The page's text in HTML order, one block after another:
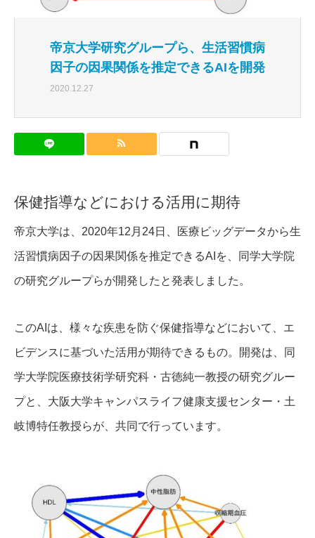
帝京大学研究グループら、生活習慣病
因子の因果関係を推定できるAIを開発
2020.12.27
保健指導などにおける活用に期待
帝京大学は、2020年12月24日、医療ビッグデータから生
活習慣病因子の因果関係を推定できるAIを、同学大学院
の研究グループらが開発したと発表しました。
このAIは、様々な疾患を防ぐ保健指導などにおいて、エ
ビデンスに基づいた活用が期待できるもの。開発は、同
学大学院医療技術学研究科・古徳純一教授の研究グルー
プと、大阪大学キャンパスライフ健康支援センター・土
岐博特任教授らが、共同で行っています。